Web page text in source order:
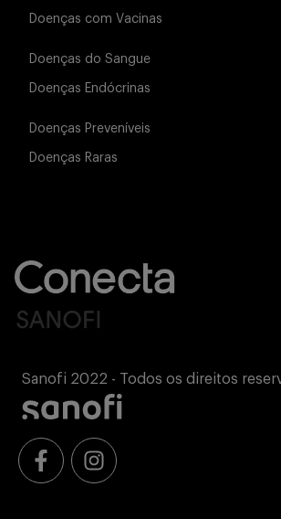
Doenças com Vacinas
Doenças do Sangue
Doenças Endócrinas
Doenças Preveníveis
Doenças Raras
Sanofi 2022 - Todos os direitos